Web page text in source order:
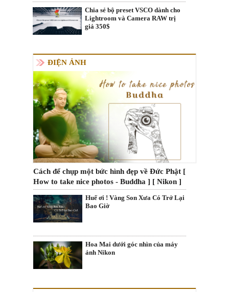
Chia sẻ bộ preset VSCO dành cho
Lightroom và Camera RAW trị
giá 350$
ĐIỆN ẢNH
Cách để chụp một bức hình đẹp về Đức Phật [
How to take nice photos - Buddha ] [ Nikon ]
Huế ơi ! Vàng Son Xưa Có Trở Lại
Bao Giờ
Hoa Mai dưới góc nhìn của máy
ảnh Nikon